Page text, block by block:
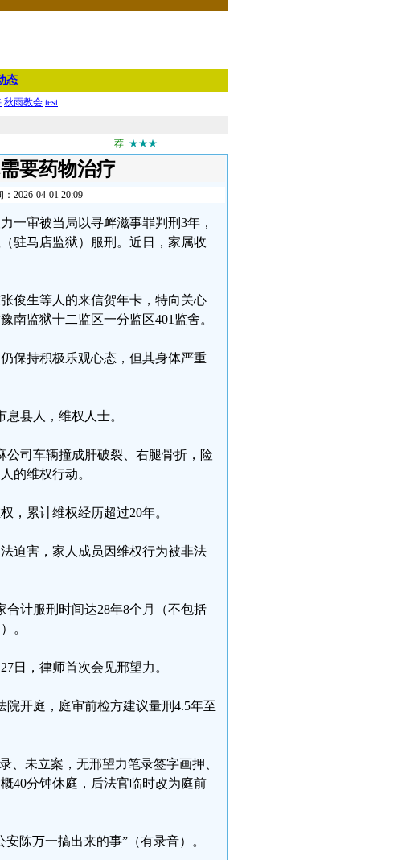
态
秋雨教会 test
荐 ★★★
要药物治疗
2026-04-01 20:09
一审被当局以寻衅滋事罪判刑3年，
驻马店监狱）服刑。近日，家属收
俊生等人的来信贺年卡，特向关心
南监狱十二监区一分监区401监舍。
保持积极乐观心态，但其身体严重
县人，维权人士。
公司车辆撞成肝破裂、右腿骨折，险
的维权行动。
，累计维权经历超过20年。
迫害，家人成员因维权行为被非法
计服刑时间达28年8个月（不包括
。
日，律师首次会见邢望力。
院开庭，庭审前检方建议量刑4.5年至
、未立案，无邢望力笔录签字画押、
40分钟休庭，后法官临时改为庭前
陈万一搞出来的事”（有录音）。